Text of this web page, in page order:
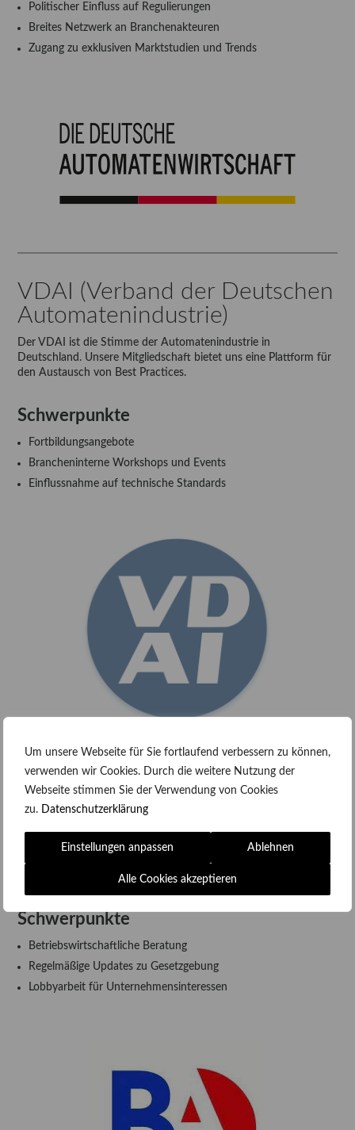
Um unsere Webseite für Sie fortlaufend verbessern zu können,
verwenden wir Cookies. Durch die weitere Nutzung der
Webseite stimmen Sie der Verwendung von Cookies
zu. Datenschutzerklärung
Einstellungen anpassen Ablehnen
Alle Cookies akzeptieren
Politischer Einfluss auf Regulierungen
Breites Netzwerk an Branchenakteuren
Zugang zu exklusiven Marktstudien und Trends
VDAI (Verband der Deutschen
Automatenindustrie)
Der VDAI ist die Stimme der Automatenindustrie in
Deutschland. Unsere Mitgliedschaft bietet uns eine Plattform für
den Austausch von Best Practices.
Schwerpunkte
Fortbildungsangebote
Brancheninterne Workshops und Events
Einflussnahme auf technische Standards
BA (Bundesverband
Automatenunternehmer)
Der BA konzentriert sich auf betriebswirtschaftliche Fragen und
Gesetzgebung. Unsere Mitgliedschaft im BA hält uns in diesen
Bereichen stets auf dem Laufenden.
Schwerpunkte
Betriebswirtschaftliche Beratung
Regelmäßige Updates zu Gesetzgebung
Lobbyarbeit für Unternehmensinteressen